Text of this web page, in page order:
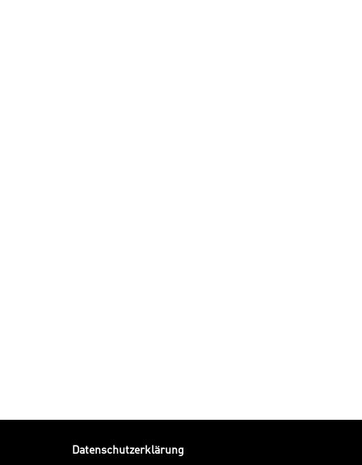
Datenschutzerklärung